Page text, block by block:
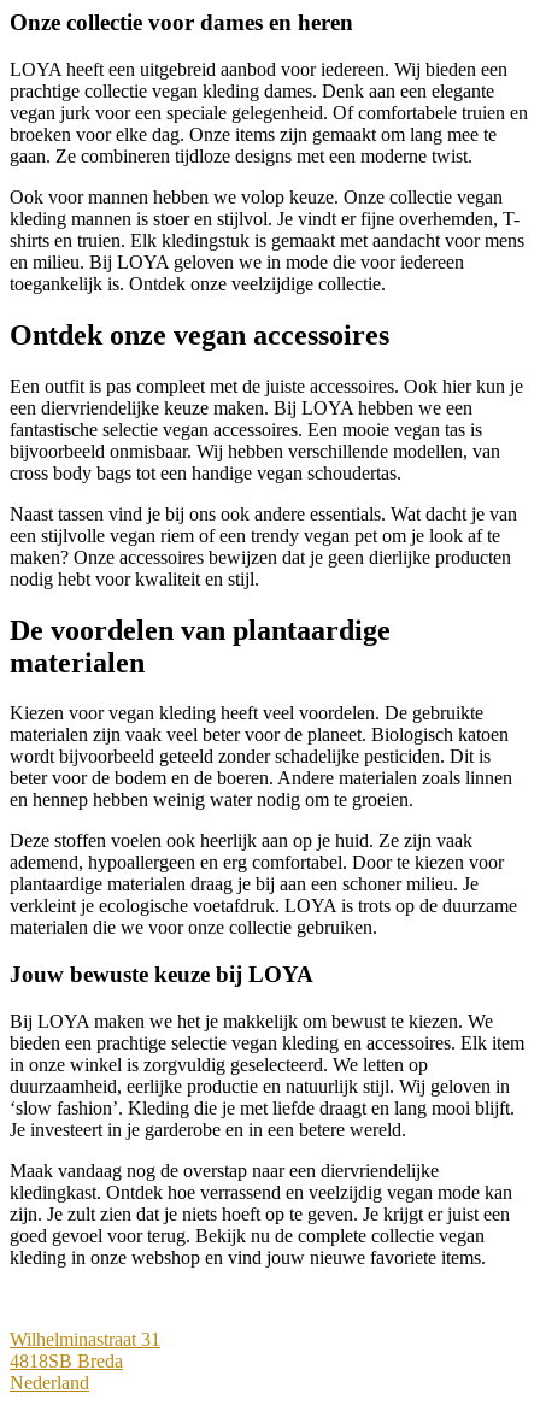
Onze collectie voor dames en heren
LOYA heeft een uitgebreid aanbod voor iedereen. Wij bieden een
prachtige collectie vegan kleding dames. Denk aan een elegante
vegan jurk voor een speciale gelegenheid. Of comfortabele truien en
broeken voor elke dag. Onze items zijn gemaakt om lang mee te
gaan. Ze combineren tijdloze designs met een moderne twist.
Ook voor mannen hebben we volop keuze. Onze collectie vegan
kleding mannen is stoer en stijlvol. Je vindt er fijne overhemden, T-
shirts en truien. Elk kledingstuk is gemaakt met aandacht voor mens
en milieu. Bij LOYA geloven we in mode die voor iedereen
toegankelijk is. Ontdek onze veelzijdige collectie.
Ontdek onze vegan accessoires
Een outfit is pas compleet met de juiste accessoires. Ook hier kun je
een diervriendelijke keuze maken. Bij LOYA hebben we een
fantastische selectie vegan accessoires. Een mooie vegan tas is
bijvoorbeeld onmisbaar. Wij hebben verschillende modellen, van
cross body bags tot een handige vegan schoudertas.
Naast tassen vind je bij ons ook andere essentials. Wat dacht je van
een stijlvolle vegan riem of een trendy vegan pet om je look af te
maken? Onze accessoires bewijzen dat je geen dierlijke producten
nodig hebt voor kwaliteit en stijl.
De voordelen van plantaardige
materialen
Kiezen voor vegan kleding heeft veel voordelen. De gebruikte
materialen zijn vaak veel beter voor de planeet. Biologisch katoen
wordt bijvoorbeeld geteeld zonder schadelijke pesticiden. Dit is
beter voor de bodem en de boeren. Andere materialen zoals linnen
en hennep hebben weinig water nodig om te groeien.
Deze stoffen voelen ook heerlijk aan op je huid. Ze zijn vaak
ademend, hypoallergeen en erg comfortabel. Door te kiezen voor
plantaardige materialen draag je bij aan een schoner milieu. Je
verkleint je ecologische voetafdruk. LOYA is trots op de duurzame
materialen die we voor onze collectie gebruiken.
Jouw bewuste keuze bij LOYA
Bij LOYA maken we het je makkelijk om bewust te kiezen. We
bieden een prachtige selectie vegan kleding en accessoires. Elk item
in onze winkel is zorgvuldig geselecteerd. We letten op
duurzaamheid, eerlijke productie en natuurlijk stijl. Wij geloven in
‘slow fashion’. Kleding die je met liefde draagt en lang mooi blijft.
Je investeert in je garderobe en in een betere wereld.
Maak vandaag nog de overstap naar een diervriendelijke
kledingkast. Ontdek hoe verrassend en veelzijdig vegan mode kan
zijn. Je zult zien dat je niets hoeft op te geven. Je krijgt er juist een
goed gevoel voor terug. Bekijk nu de complete collectie vegan
kleding in onze webshop en vind jouw nieuwe favoriete items.
Wilhelminastraat 31
4818SB Breda
Nederland